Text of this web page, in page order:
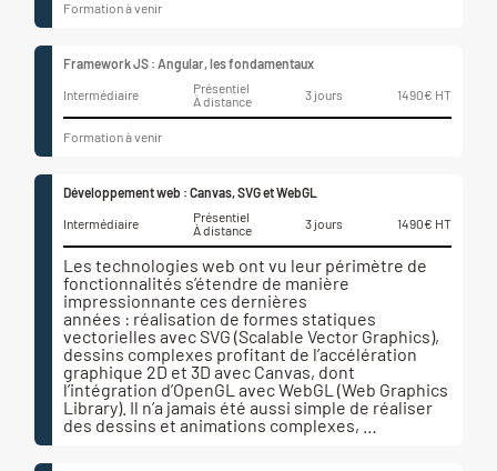
Formation à venir
Framework JS : Angular, les fondamentaux
Intermédiaire
Présentiel
À distance
3 jours 1490€ HT
Formation à venir
Développement web : Canvas, SVG et WebGL
Intermédiaire
Présentiel
À distance
3 jours 1490€ HT
Les technologies web ont vu leur périmètre de
fonctionnalités s’étendre de manière
impressionnante ces dernières
années : réalisation de formes statiques
vectorielles avec SVG (Scalable Vector Graphics),
dessins complexes profitant de l’accélération
graphique 2D et 3D avec Canvas, dont
l’intégration d’OpenGL avec WebGL (Web Graphics
Library). Il n’a jamais été aussi simple de réaliser
des dessins et animations complexes, …